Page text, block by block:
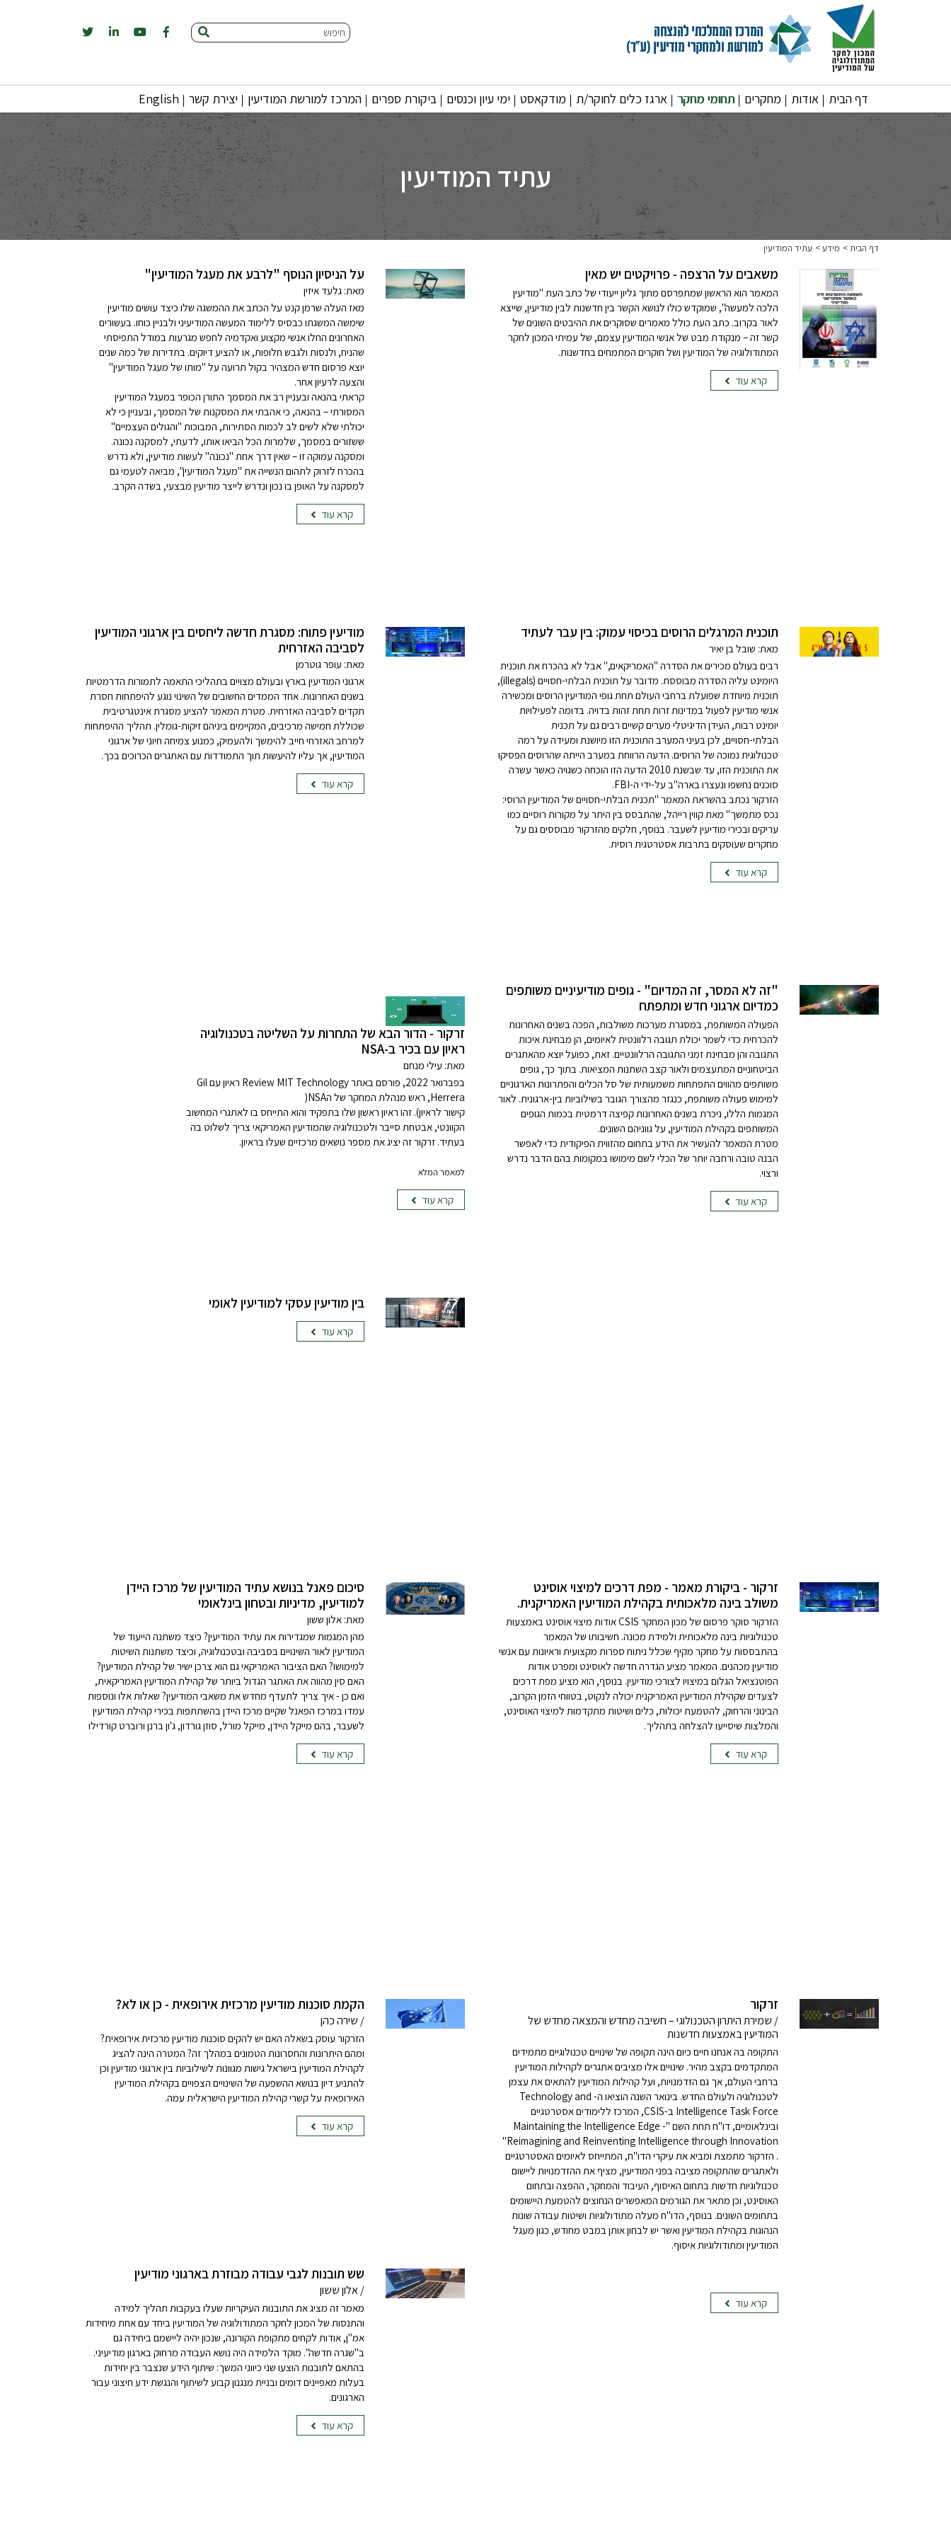
חיפוש
דף הבית אודות מחקרים תחומי מחקר ארגז כלים לחוקר/ת מודקאסט ימי עיון וכנסים ביקורת ספרים המרכז למורשת המודיעין יצירת קשר English
עתיד המודיעין
דף הבית מידע עתיד המודיעין
משאבים על הרצפה - פרויקטים יש מאין
המאמר הוא הראשון שמתפרסם מתוך גליון ייעודי של כתב העת "מודיעין
הלכה למעשה", שמוקדש כולו לנושא הקשר בין חדשנות לבין מודיעין, שייצא
לאור בקרוב. כתב העת כולל מאמרים שסוקרים את ההיבטים השונים של
קשר זה – מנקודת מבט של אנשי המודיעין עצמם, של עמיתי המכון לחקר
המתודולוגיה של המודיעין ושל חוקרים המתמחים בחדשנות.
קרא עוד
על הניסיון הנוסף "לרבע את מעגל המודיעין"
מאת: גלעד איזין
מאז העלה שרמן קנט על הכתב את ההמשגה שלו כיצד עושים מודיעין
שימשה המשגתו כבסיס ללימוד המעשה המודיעיני ולבניין כוחו. בעשורים
האחרונים החלו אנשי מקצוע ואקדמיה לחפש מגרעות במודל התפיסתי
שהניח, ולנסות ולגבש חלופות, או להציע דיוקים. בתדירות של כמה שנים
יוצא פרסום חדש המצהיר בקול תרועה על "מותו של מעגל המודיעין"
והצעה לרעיון אחר.
קראתי בהנאה ובעניין רב את המסמך התורן הכופר במעגל המודיעין
המסורתי – בהנאה, כי אהבתי את המסקנות של המסמך, ובעניין כי לא
יכולתי שלא לשים לב לכמות הסתירות, המבוכות "והגולים העצמיים"
ששזורים במסמך, שלמרות הכל הביאו אותו, לדעתי, למסקנה נכונה.
ומסקנה עמוקה זו – שאין דרך אחת "נכונה" לעשות מודיעין, ולא נדרש
בהכרח לזרוק לתהום הנשייה את "מעגל המודיעין", מביאה לטעמי גם
למסקנה על האופן בו נכון ונדרש לייצר מודיעין מבצעי, בשדה הקרב.
קרא עוד
תוכנית המרגלים הרוסים בכיסוי עמוק: בין עבר לעתיד
מאת: שובל בן יאיר
רבים בעולם מכירים את הסדרה "האמריקאים," אבל לא בהכרח את תוכנית
היומינט עליה הסדרה מבוססת. מדובר על תוכנית הבלתי-חסויים (illegals),
תוכנית מיוחדת שפועלת ברחבי העולם תחת גופי המודיעין הרוסים ומכשירה
אנשי מודיעין לפעול במדינות זרות תחת זהות בדויה. בדומה לפעילויות
יומינט רבות, העידן הדיגיטלי מערים קשיים רבים גם על תכנית
הבלתי-חסויים, לכן בעיני המערב התוכנית הזו מיושנת ומעידה על רמה
טכנולוגית נמוכה של הרוסים. הדעה הרווחת במערב הייתה שהרוסים הפסיקו
את התוכנית הזו, עד שבשנת 2010 הדעה הזו הוכחה כשגויה כאשר עשרה
סוכנים נחשפו ונעצרו בארה"ב על-ידי ה-FBI.
הזרקור נכתב בהשראת המאמר "תכנית הבלתי-חסויים של המודיעין הרוסי:
נכס מתמשך" מאת קווין רייהל, שהתבסס בין היתר על מקורות רוסיים כמו
עריקים ובכירי מודיעין לשעבר. בנוסף, חלקים מהזרקור מבוססים גם על
מחקרים שעוסקים בתרבות אסטרטגית רוסית.
קרא עוד
מודיעין פתוח: מסגרת חדשה ליחסים בין ארגוני המודיעין
לסביבה האזרחית
מאת: עופר גוטרמן
ארגוני המודיעין בארץ ובעולם מצויים בתהליכי התאמה לתמורות הדרמטיות
בשנים האחרונות. אחד הממדים החשובים של השינוי נוגע להיפתחות חסרת
תקדים לסביבה האזרחית. מטרת המאמר להציע מסגרת אינטגרטיבית
שכוללת חמישה מרכיבים, המקיימים ביניהם זיקות-גומלין. תהליך ההיפתחות
למרחב האזרחי חייב להימשך ולהעמיק, כמנוע צמיחה חיוני של ארגוני
המודיעין, אך עליו להיעשות תוך התמודדות עם האתגרים הכרוכים בכך.
קרא עוד
"זה לא המסר, זה המדיום" - גופים מודיעיניים משותפים
כמדיום ארגוני חדש ומתפתח
הפעולה המשותפת, במסגרת מערכות משולבות, הפכה בשנים האחרונות
להכרחית כדי לשמר יכולת תגובה רלוונטית לאיומים, הן מבחינת איכות
התגובה והן מבחינת זמני התגובה הרלוונטיים. זאת, כפועל יוצא מהאתגרים
הביטחוניים המתעצמים ולאור קצב השתנות המציאות. בתוך כך, גופים
משותפים מהווים התפתחות משמעותית של סל הכלים והפתרונות הארגוניים
למימוש פעולה משותפת, כנגזר מהצורך הגובר בשילוביות בין-ארגונית. לאור
המגמות הללו, ניכרת בשנים האחרונות קפיצה דרמטית בכמות הגופים
המשותפים בקהילת המודיעין, על גווניהם השונים.
מטרת המאמר להעשיר את הידע בתחום מהזווית הפיקודית כדי לאפשר
הבנה טובה ורחבה יותר של הכלי לשם מימושו במקומות בהם הדבר נדרש
ורצוי.
קרא עוד
זרקור - הדור הבא של התחרות על השליטה בטכנולוגיה
ראיון עם בכיר ב-NSA
מאת: עילי מנחם
בפברואר 2022, פורסם באתר Review MIT Technology ראיון עם Gil
Herrera, ראש מנהלת המחקר של הNSA(
קישור לראיון). זהו ראיון ראשון שלו בתפקיד והוא התייחס בו לאתגרי המחשוב
הקוונטי, אבטחת סייבר ולטכנולוגיה שהמודיעין האמריקאי צריך לשלוט בה
בעתיד. זרקור זה יציג את מספר נושאים מרכזיים שעלו בראיון.
למאמר המלא
קרא עוד
בין מודיעין עסקי למודיעין לאומי
קרא עוד
זרקור - ביקורת מאמר - מפת דרכים למיצוי אוסינט
משולב בינה מלאכותית בקהילת המודיעין האמריקנית.
הזרקור סוקר פרסום של מכון המחקר CSIS אודות מיצוי אוסינט באמצעות
טכנולוגיות בינה מלאכותית ולמידת מכונה. חשיבותו של המאמר
בהתבססות על מחקר מקיף שכלל ניתוח ספרות מקצועית וראיונות עם אנשי
מודיעין מכהנים. המאמר מציע הגדרה חדשה לאוסינט ומפרט אודות
הפוטנציאל הגלום במיצויו לצורכי מודיעין. בנוסף, הוא מציע מפת דרכים
לצעדים שקהילת המודיעין האמריקנית יכולה לנקוט, בטווחי הזמן הקרוב,
הבינוני והרחוק, להטמעת יכולות, כלים ושיטות מתקדמות למיצוי האוסינט,
והמלצות שיסייעו להצלחה בתהליך.
קרא עוד
סיכום פאנל בנושא עתיד המודיעין של מרכז היידן
למודיעין, מדיניות ובטחון בינלאומי
מאת: אלון ששון
מהן המגמות שמגדירות את עתיד המודיעין? כיצד משתנה הייעוד של
המודיעין לאור השינויים בסביבה ובטכנולוגיה, וכיצד משתנות השיטות
למימושו? האם הציבור האמריקאי גם הוא צרכן ישיר של קהילת המודיעין?
האם סין מהווה את האתגר הגדול ביותר של קהילת המודיעין האמריקאית,
ואם כן - איך צריך לתעדף מחדש את משאבי המודיעין? שאלות אלו ונוספות
עמדו במרכז הפאנל שקיים מרכז היידן בהשתתפות בכירי קהילת המודיעין
לשעבר, בהם מייקל היידן, מייקל מורל, סוזן גורדון, ג'ון ברנן ורוברט קורדילו
קרא עוד
זרקור
/ שמירת היתרון הטכנולוגי – חשיבה מחדש והמצאה מחדש של
המודיעין באמצעות חדשנות
התקופה בה אנחנו חיים כיום הינה תקופה של שינויים טכנולוגיים מתמידים
המתקדמים בקצב מהיר. שינויים אלו מציבים אתגרים לקהילות המודיעין
ברחבי העולם, אך גם הזדמנויות, ועל קהילות המודיעין להתאים את עצמן
לטכנולוגיה ולעולם החדש. בינואר השנה הוציאו ה- Technology and
Intelligence Task Force ב-CSIS, המרכז ללימודים אסטרטגיים
ובינלאומיים, דו"ח תחת השם "Maintaining the Intelligence Edge -
Reimagining and Reinventing Intelligence through Innovation"
. הזרקור מתמצת ומביא את עיקרי הדו"ח, המתייחס לאיומים האסטרטגיים
ולאתגרים שהתקופה מציבה בפני המודיעין, מציף את ההזדמנויות ליישום
טכנולוגיות חדשות בתחום האיסוף, העיבוד והמחקר, ההפצה ובתחום
האוסינט, וכן מתאר את הגורמים המאפשרים הנחוצים להטמעת היישומים
בתחומים השונים. בנוסף, הדו"ח מעלה מתודולוגיות ושיטות עבודה שונות
הנהוגות בקהילת המודיעין ואשר יש לבחון אותן במבט מחודש, כגון מעגל
המודיעין ומתודולוגיות איסוף.
קרא עוד
הקמת סוכנות מודיעין מרכזית אירופאית - כן או לא?
/ שירה כהן
הזרקור עוסק בשאלה האם יש להקים סוכנות מודיעין מרכזית אירופאית?
ומהם היתרונות והחסרונות הטמונים במהלך זה? המטרה הינה להציג
לקהילת המודיעין בישראל גישות מגוונות לשילוביות בין ארגוני מודיעין וכן
להתניע דיון בנושא ההשפעה של השינויים הצפויים בקהילת המודיעין
האירופאית על קשרי קהילת המודיעין הישראלית עמה.
קרא עוד
שש תובנות לגבי עבודה מבוזרת בארגוני מודיעין
/ אלון ששון
מאמר זה מציג את התובנות העיקריות שעלו בעקבות תהליך למידה
והתנסות של המכון לחקר המתודולוגיה של המודיעין ביחד עם אחת מיחידות
אמ"ן, אודות לקחים מתקופת הקורונה, שנכון יהיה ליישמם ביחידה גם
ב"שגרה חדשה". מוקד הלמידה היה נושא העבודה מרחוק בארגון מודיעיני.
בהתאם לתובנות הוצעו שני כיווני המשך: שיתוף הידע שנצבר בין יחידות
בעלות מאפיינים דומים ובניית מנגנון קבוע לשיתוף והנגשת ידע חיצוני עבור
הארגונים.
קרא עוד